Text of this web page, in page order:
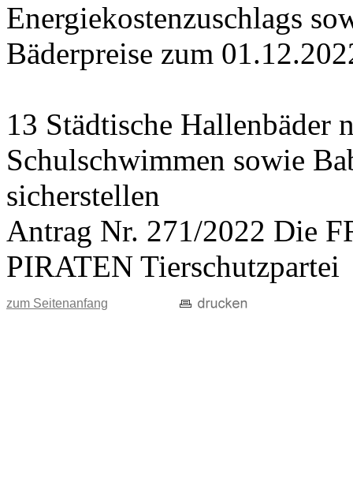
Energiekostenzuschlags
Bäderpreise zum
13 Städtische Hallenbäder
Schulschwimmen sowie
sicherstellen
Antrag Nr. 271/2022 Die
PIRATEN Tierschutzpartei
zum Seitenanfang